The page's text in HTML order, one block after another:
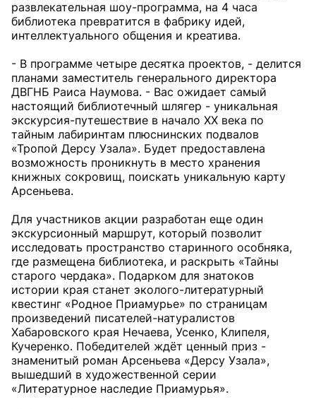
развлекательная шоу-программа, на 4 часа
библиотека превратится в фабрику идей,
интеллектуального общения и креатива.
- В программе четыре десятка проектов, - делится
планами заместитель генерального директора
ДВГНБ Раиса Наумова. - Вас ожидает самый
настоящий библиотечный шлягер - уникальная
экскурсия-путешествие в начало XX века по
тайным лабиринтам плюснинских подвалов
«Тропой Дерсу Узала». Будет предоставлена
возможность проникнуть в место хранения
книжных сокровищ, поискать уникальную карту
Арсеньева.
Для участников акции разработан еще один
экскурсионный маршрут, который позволит
исследовать пространство старинного особняка,
где размещена библиотека, и раскрыть «Тайны
старого чердака». Подарком для знатоков
истории края станет эколого-литературный
квестинг «Родное Приамурье» по страницам
произведений писателей-натуралистов
Хабаровского края Нечаева, Усенко, Клипеля,
Кучеренко. Победителей ждёт ценный приз -
знаменитый роман Арсеньева «Дерсу Узала»,
вышедший в художественной серии
«Литературное наследие Приамурья».